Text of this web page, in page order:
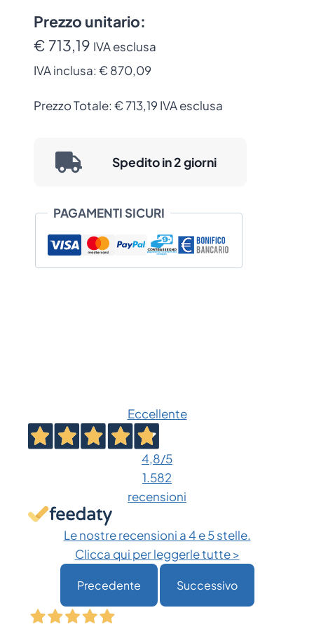
Risoluzione di Stampa:
Tecnologia di Stampa:
Termico / Termico Diretto
TSC MH641T
600
DPI
per
MH641P
MH641T
MH241-
0003)
Prezzo unitario:
€ 713,19 IVA esclusa
IVA inclusa: € 870,09
Prezzo Totale: €713,19 IVA esclusa
Spedito in 2 giorni
PAGAMENTI SICURI
Eccellente
4,8/5
1.582
recensioni
Le nostre recensioni a 4 e 5 stelle.
Clicca qui per leggerle tutte >
Precedente Successivo